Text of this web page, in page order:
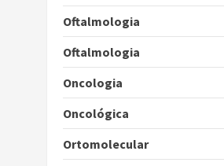
Oftalmologia
Oftalmologia
Oncologia
Oncológica
Ortomolecular